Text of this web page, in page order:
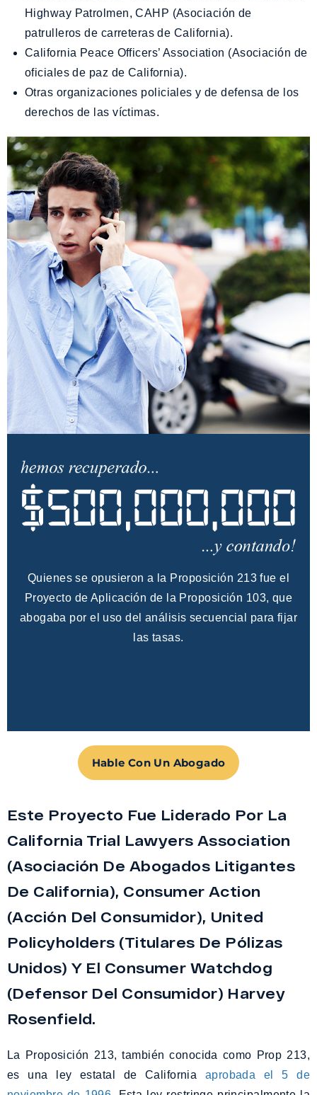
Highway Patrolmen, CAHP (Asociación de
patrulleros de carreteras de California).
California Peace Officers’ Association (Asociación de
oficiales de paz de California).
Otras organizaciones policiales y de defensa de los
derechos de las víctimas.
Quienes se opusieron a la Proposición 213 fue el
Proyecto de Aplicación de la Proposición 103, que
abogaba por el uso del análisis secuencial para fijar
las tasas.
Hable Con Un Abogado
Este Proyecto Fue Liderado Por La
California Trial Lawyers Association
(Asociación De Abogados Litigantes
De California), Consumer Action
(Acción Del Consumidor), United
Policyholders (Titulares De Pólizas
Unidos) Y El Consumer Watchdog
(Defensor Del Consumidor) Harvey
Rosenfield.
La Proposición 213, también conocida como Prop 213,
es una ley estatal de California aprobada el 5 de